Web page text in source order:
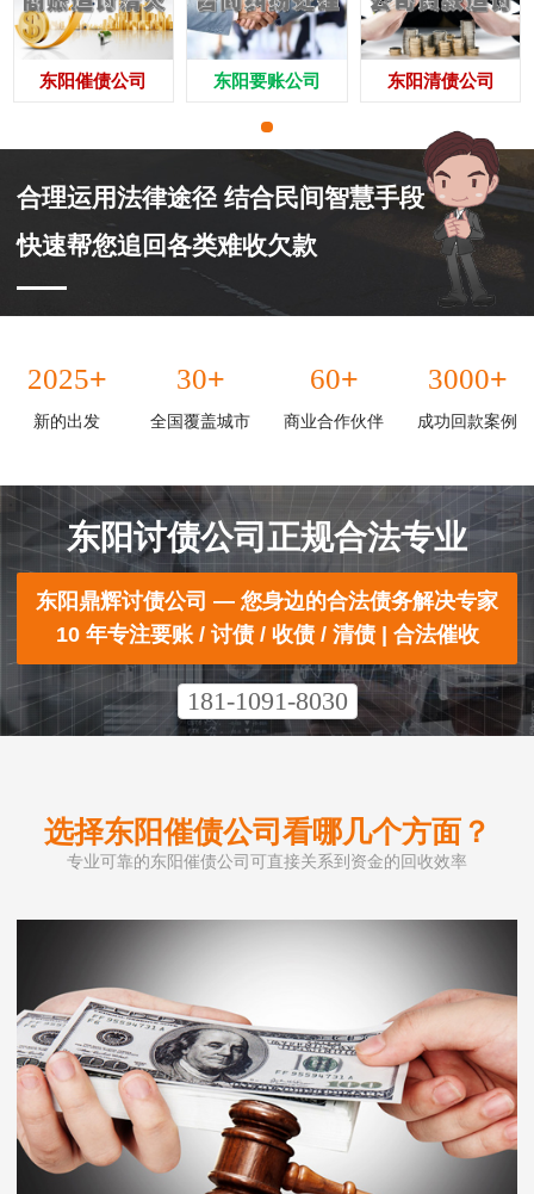
东阳催债公司 东阳要账公司 东阳清债公司
合理运用法律途径 结合民间智慧手段
快速帮您追回各类难收欠款
2025+
新的出发
30+
全国覆盖城市
60+
商业合作伙伴
3000+
成功回款案例
东阳讨债公司正规合法专业
东阳鼎辉讨债公司 — 您身边的合法债务解决专家
10 年专注要账 / 讨债 / 收债 / 清债 | 合法催收
181-1091-8030
选择东阳催债公司看哪几个方面？
专业可靠的东阳催债公司可直接关系到资金的回收效率